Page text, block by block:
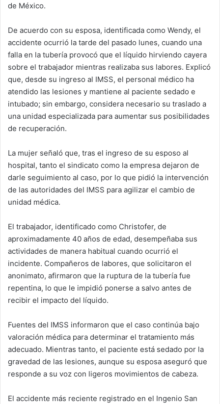
de México.
De acuerdo con su esposa, identificada como Wendy, el
accidente ocurrió la tarde del pasado lunes, cuando una
falla en la tubería provocó que el líquido hirviendo cayera
sobre el trabajador mientras realizaba sus labores. Explicó
que, desde su ingreso al IMSS, el personal médico ha
atendido las lesiones y mantiene al paciente sedado e
intubado; sin embargo, considera necesario su traslado a
una unidad especializada para aumentar sus posibilidades
de recuperación.
La mujer señaló que, tras el ingreso de su esposo al
hospital, tanto el sindicato como la empresa dejaron de
darle seguimiento al caso, por lo que pidió la intervención
de las autoridades del IMSS para agilizar el cambio de
unidad médica.
El trabajador, identificado como Christofer, de
aproximadamente 40 años de edad, desempeñaba sus
actividades de manera habitual cuando ocurrió el
incidente. Compañeros de labores, que solicitaron el
anonimato, afirmaron que la ruptura de la tubería fue
repentina, lo que le impidió ponerse a salvo antes de
recibir el impacto del líquido.
Fuentes del IMSS informaron que el caso continúa bajo
valoración médica para determinar el tratamiento más
adecuado. Mientras tanto, el paciente está sedado por la
gravedad de las lesiones, aunque su esposa aseguró que
responde a su voz con ligeros movimientos de cabeza.
El accidente más reciente registrado en el Ingenio San